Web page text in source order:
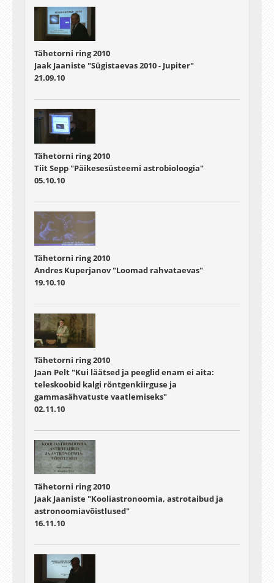
Tähetorni ring 2010
Jaak Jaaniste "Sügistaevas 2010 - Jupiter"
21.09.10
Tähetorni ring 2010
Tiit Sepp "Päikesesüsteemi astrobioloogia"
05.10.10
Tähetorni ring 2010
Andres Kuperjanov "Loomad rahvataevas"
19.10.10
Tähetorni ring 2010
Jaan Pelt "Kui läätsed ja peeglid enam ei aita:
teleskoobid kalgi röntgenkiirguse ja
gammasähvatuste vaatlemiseks"
02.11.10
Tähetorni ring 2010
Jaak Jaaniste "Kooliastronoomia, astrotaibud ja
astronoomiavõistlused"
16.11.10